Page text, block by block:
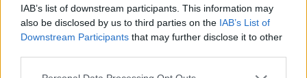
IAB’s list of downstream participants. This information may
also be disclosed by us to third parties on the IAB’s List of
Downstream Participants that may further disclose it to other
Please note that this website/app uses one or more Google
F
a
ce
T
w
it
Pi
n
te
W
h
at
S
h
a